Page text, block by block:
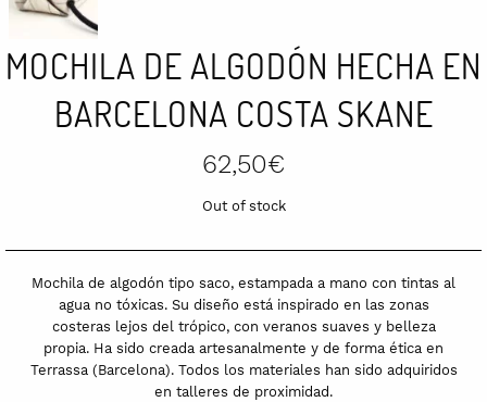
MOCHILA DE ALGODÓN HECHA EN
BARCELONA COSTA SKANE
62,50€
Out of stock
Mochila de algodón tipo saco, estampada a mano con tintas al
agua no tóxicas. Su diseño está inspirado en las zonas
costeras lejos del trópico, con veranos suaves y belleza
propia. Ha sido creada artesanalmente y de forma ética en
Terrassa (Barcelona). Todos los materiales han sido adquiridos
en talleres de proximidad.